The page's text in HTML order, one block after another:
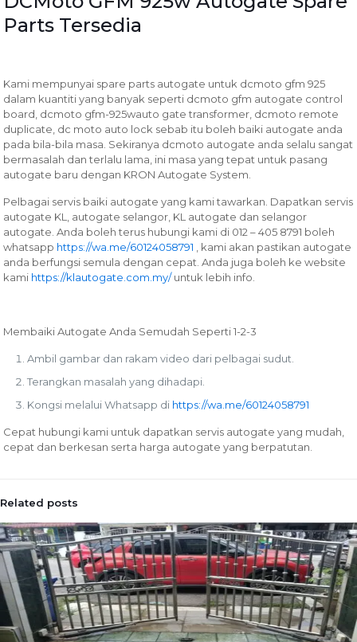
Parts Tersedia
Kami mempunyai spare parts autogate untuk dcmoto gfm 925
dalam kuantiti yang banyak seperti dcmoto gfm autogate control
board, dcmoto gfm-925wauto gate transformer, dcmoto remote
duplicate, dc moto auto lock sebab itu boleh baiki autogate anda
pada bila-bila masa. Sekiranya dcmoto autogate anda selalu sangat
bermasalah dan terlalu lama, ini masa yang tepat untuk pasang
autogate baru dengan KRON Autogate System.
Pelbagai servis baiki autogate yang kami tawarkan. Dapatkan servis
autogate KL, autogate selangor, KL autogate dan selangor
autogate. Anda boleh terus hubungi kami di 012 – 405 8791 boleh
whatsapp https://wa.me/60124058791
, kami akan pastikan autogate
anda berfungsi semula dengan cepat. Anda juga boleh ke website
kami https://klautogate.com.my/ untuk lebih info.
Membaiki Autogate Anda Semudah Seperti 1-2-3
Ambil gambar dan rakam video dari pelbagai sudut.
Terangkan masalah yang dihadapi.
Kongsi melalui Whatsapp di https://wa.me/60124058791
Cepat hubungi kami untuk dapatkan servis autogate yang mudah,
cepat dan berkesan serta harga autogate yang berpatutan.
Related posts